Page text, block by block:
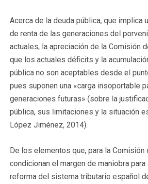
Acerca de la deuda pública, que implica
de renta de las generaciones del
actuales, la apreciación de la Comisión
que los actuales déficits y la
pública no son aceptables desde el
pues suponen una «carga insoportable
generaciones futuras» (sobre la
pública, sus limitaciones y la situación
López Jiménez, 2014).
De los elementos que, para la Comisión
condicionan el margen de maniobra para
reforma del sistema tributario español